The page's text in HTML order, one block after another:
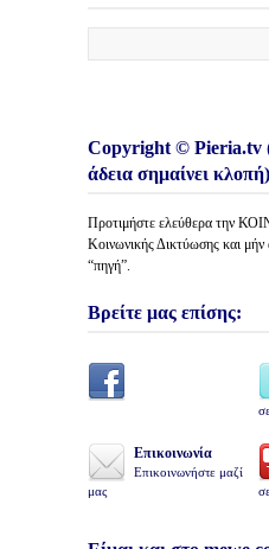
Copyright © Pieria.tv
άδεια σημαίνει κλοπή)
Προτιμήστε ελεύθερα την
Κοινωνικής Δικτύωσης και μήν
“πηγή”.
Βρείτε μας επίσης:
Επικοινωνία
Επικοινωνήστε μαζί
μας